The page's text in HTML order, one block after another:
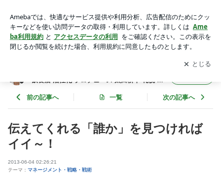
ス 専門家 経営コンサルタント 飲食店 活性化 プロデュース 太
田耕平 札幌 北海道 ファインド ブログ
アプリをダウンロードして ブログの更新通知
を受け取りまし
ょう。
開く
飲食店 活性化 プロデュース 太田耕平 札幌 北
前の記事へ 一覧 次の記事へ
伝えてくれる「誰か」を見つければ
イイ～！
2013-06-04 02:26:21
テーマ： マネージメント・戦略・戦術